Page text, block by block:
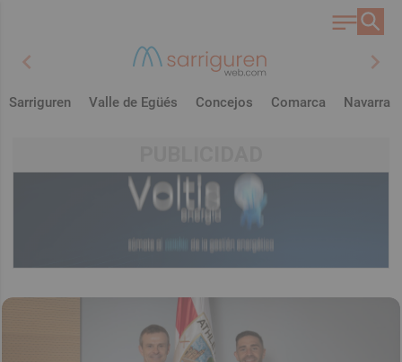
chevron_left chevron_right
Sarriguren Valle de Egüés Concejos Comarca Navarra